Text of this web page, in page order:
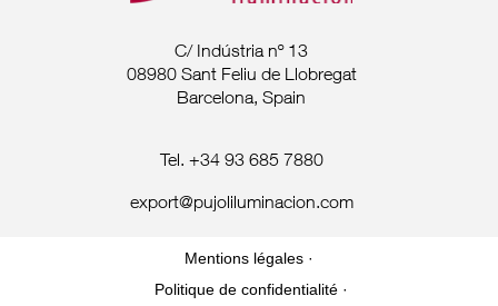
C/ Indústria nº 13
08980 Sant Feliu de Llobregat
Barcelona, Spain
Tel. +34 93 685 7880
export@pujoliluminacion.com
Mentions légales ·
Politique de confidentialité ·